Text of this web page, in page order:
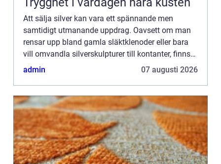
Att sälja silver kan vara ett spännande men
samtidigt utmanande uppdrag. Oavsett om man
rensar upp bland gamla släktklenoder eller bara
vill omvandla silverskulpturer till kontanter, finns
det mycket att ta hänsyn till. Den hä...
admin 07 augusti 2026